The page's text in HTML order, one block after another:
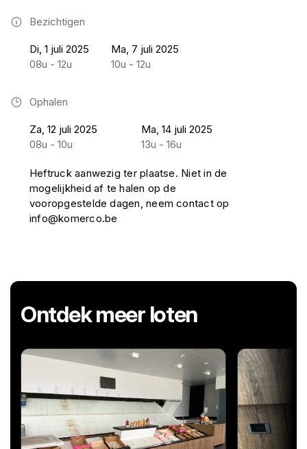
Bezichtigen
Di, 1 juli 2025
08u - 12u
Ma, 7 juli 2025
10u - 12u
Ophalen
Za, 12 juli 2025
08u - 10u
Ma, 14 juli 2025
13u - 16u
Heftruck aanwezig ter plaatse. Niet in de
mogelijkheid af te halen op de
vooropgestelde dagen, neem contact op
info@komerco.be
Ontdek meer loten